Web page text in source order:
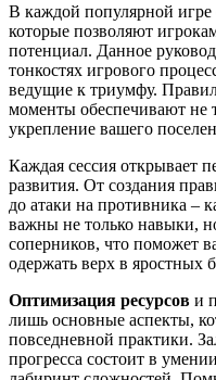
В каждой популярной игре
которые позволяют
потенциал. Данное
тонкостях игрового
ведущие к триумфу.
моменты обеспечивают не
укрепление вашего
Каждая сессия открывает
развития. От создания
до атаки на противника –
важны не только навыки,
соперников, что поможет
одержать верх в яростных
Оптимизация ресурсов и
лишь основные аспекты,
повседневной практики.
прогресса состоит в